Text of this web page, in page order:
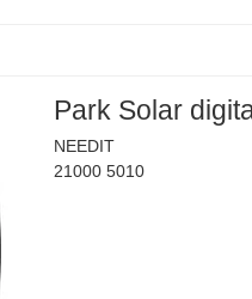
Park Solar
NEEDIT
21000 5010